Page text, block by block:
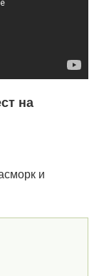
на
и